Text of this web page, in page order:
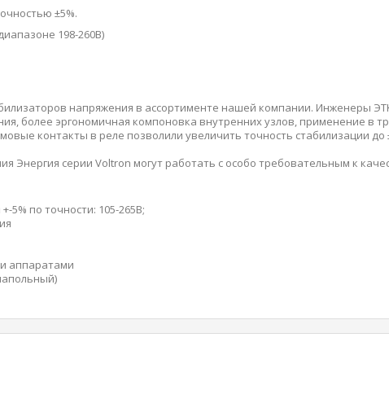
±5%.
198-260В)
напряжения в ассортименте нашей компании. Инженеры
более эргономичная компоновка внутренних узлов, применение в
контакты в реле позволили увеличить точность стабилизации до
Энергия серии Voltron могут работать с особо требовательным к
5% по точности: 105-265В;
аппаратами